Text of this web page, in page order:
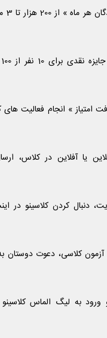
امتیاز » انجام فعالیت های
یا آفلاین در کلاس،
دنبال کردن کلاسینو در
کلاسی، دعوت دوستان
ورود به لیگ الماس